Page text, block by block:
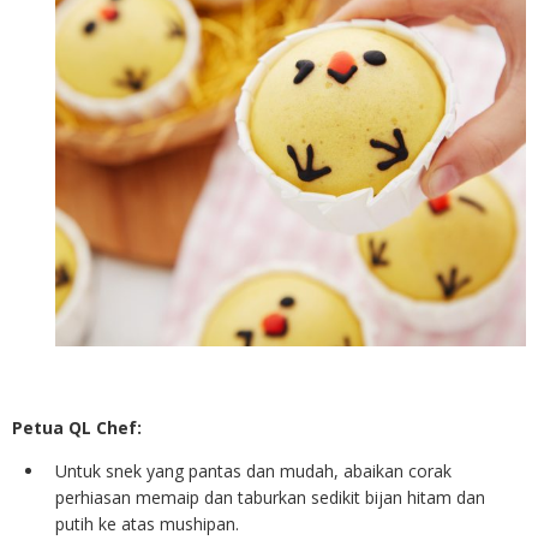
Petua QL Chef:
Untuk snek yang pantas dan mudah, abaikan corak
perhiasan memaip dan taburkan sedikit bijan hitam dan
putih ke atas mushipan.